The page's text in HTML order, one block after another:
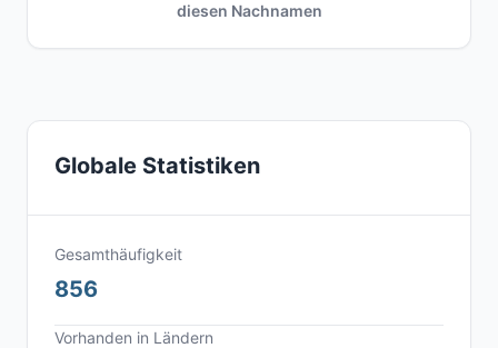
diesen Nachnamen
Globale Statistiken
Gesamthäufigkeit
856
Vorhanden in Ländern